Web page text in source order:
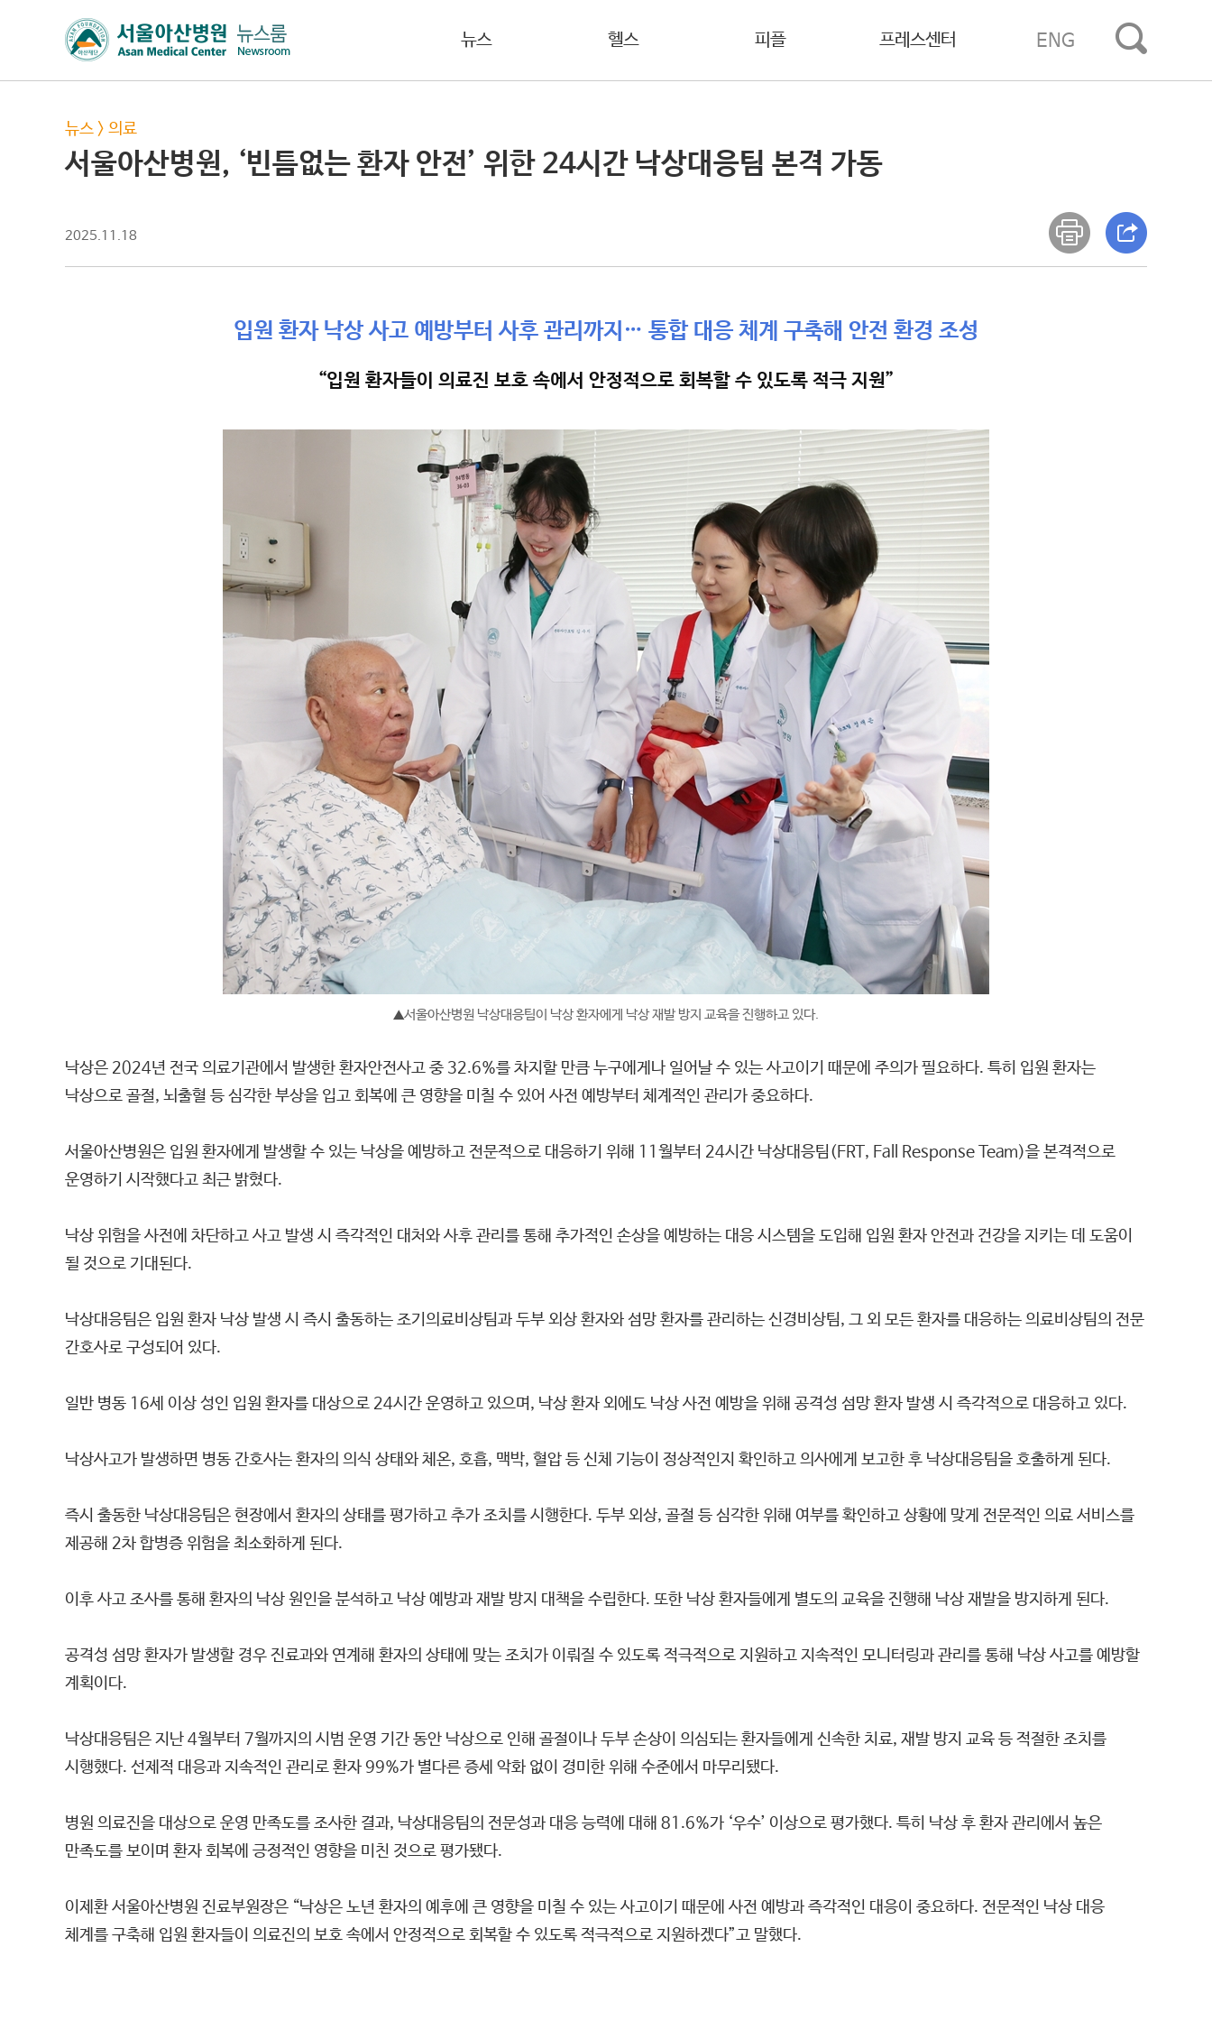
뉴스 헬스 피플 프레스센터 ENG
뉴스 > 의료
서울아산병원, ‘빈틈없는 환자 안전’ 위한 24시간 낙상대응팀 본격 가동
2025.11.18
입원 환자 낙상 사고 예방부터 사후 관리까지… 통합 대응 체계 구축해 안전 환경 조성
“입원 환자들이 의료진 보호 속에서 안정적으로 회복할 수 있도록 적극 지원”
▲서울아산병원 낙상대응팀이 낙상 환자에게 낙상 재발 방지 교육을 진행하고 있다.
낙상은 2024년 전국 의료기관에서 발생한 환자안전사고 중 32.6%를 차지할 만큼 누구에게나 일어날 수 있는 사고이기 때문에 주의가 필요하다. 특히 입원 환자는
낙상으로 골절, 뇌출혈 등 심각한 부상을 입고 회복에 큰 영향을 미칠 수 있어 사전 예방부터 체계적인 관리가 중요하다.
서울아산병원은 입원 환자에게 발생할 수 있는 낙상을 예방하고 전문적으로 대응하기 위해 11월부터 24시간 낙상대응팀(FRT, Fall Response Team)을 본격적으로
운영하기 시작했다고 최근 밝혔다.
낙상 위험을 사전에 차단하고 사고 발생 시 즉각적인 대처와 사후 관리를 통해 추가적인 손상을 예방하는 대응 시스템을 도입해 입원 환자 안전과 건강을 지키는 데 도움이
될 것으로 기대된다.
낙상대응팀은 입원 환자 낙상 발생 시 즉시 출동하는 조기의료비상팀과 두부 외상 환자와 섬망 환자를 관리하는 신경비상팀, 그 외 모든 환자를 대응하는 의료비상팀의 전문
간호사로 구성되어 있다.
일반 병동 16세 이상 성인 입원 환자를 대상으로 24시간 운영하고 있으며, 낙상 환자 외에도 낙상 사전 예방을 위해 공격성 섬망 환자 발생 시 즉각적으로 대응하고 있다.
낙상사고가 발생하면 병동 간호사는 환자의 의식 상태와 체온, 호흡, 맥박, 혈압 등 신체 기능이 정상적인지 확인하고 의사에게 보고한 후 낙상대응팀을 호출하게 된다.
즉시 출동한 낙상대응팀은 현장에서 환자의 상태를 평가하고 추가 조치를 시행한다. 두부 외상, 골절 등 심각한 위해 여부를 확인하고 상황에 맞게 전문적인 의료 서비스를
제공해 2차 합병증 위험을 최소화하게 된다.
이후 사고 조사를 통해 환자의 낙상 원인을 분석하고 낙상 예방과 재발 방지 대책을 수립한다. 또한 낙상 환자들에게 별도의 교육을 진행해 낙상 재발을 방지하게 된다.
공격성 섬망 환자가 발생할 경우 진료과와 연계해 환자의 상태에 맞는 조치가 이뤄질 수 있도록 적극적으로 지원하고 지속적인 모니터링과 관리를 통해 낙상 사고를 예방할
계획이다.
낙상대응팀은 지난 4월부터 7월까지의 시범 운영 기간 동안 낙상으로 인해 골절이나 두부 손상이 의심되는 환자들에게 신속한 치료, 재발 방지 교육 등 적절한 조치를
시행했다. 선제적 대응과 지속적인 관리로 환자 99%가 별다른 증세 악화 없이 경미한 위해 수준에서 마무리됐다.
병원 의료진을 대상으로 운영 만족도를 조사한 결과, 낙상대응팀의 전문성과 대응 능력에 대해 81.6%가 ‘우수’ 이상으로 평가했다. 특히 낙상 후 환자 관리에서 높은
만족도를 보이며 환자 회복에 긍정적인 영향을 미친 것으로 평가됐다.
이제환 서울아산병원 진료부원장은 “낙상은 노년 환자의 예후에 큰 영향을 미칠 수 있는 사고이기 때문에 사전 예방과 즉각적인 대응이 중요하다. 전문적인 낙상 대응
체계를 구축해 입원 환자들이 의료진의 보호 속에서 안정적으로 회복할 수 있도록 적극적으로 지원하겠다”고 말했다.